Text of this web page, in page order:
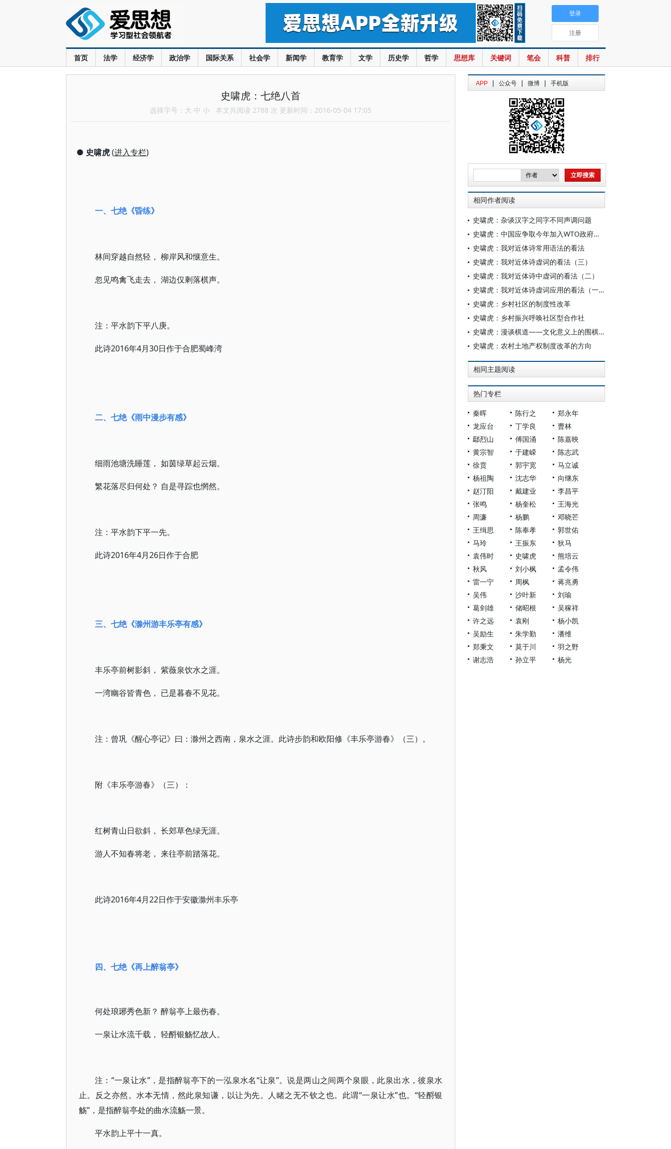
首页 法学 经济学 政治学 国际关系 社会学 新闻学 教育学 文学 历史学 哲学 思想库 关键词 笔会 科普 排行
登录
注册
史啸虎：七绝八首
选择字号： 大 中 小 本文共阅读 2788 次 更新时间：2016-05-04 17:05
● 史啸虎(进入专栏)
一、七绝《昏练》
林间穿越自然轻， 柳岸风和惬意生。
忽见鸣禽飞走去， 湖边仅剩落棋声。
注：平水韵下平八庚。
此诗2016年4月30日作于合肥蜀峰湾
二、七绝《雨中漫步有感》
细雨池塘洗睡莲， 如茵绿草起云烟。
繁花落尽归何处？ 自是寻踪也惘然。
注：平水韵下平一先。
此诗2016年4月26日作于合肥
三、七绝《滁州游丰乐亭有感》
丰乐亭前树影斜， 紫薇泉饮水之涯。
一湾幽谷皆青色， 已是暮春不见花。
注：曾巩《醒心亭记》曰：滁州之西南，泉水之涯。此诗步韵和欧阳修《丰乐亭游春》（三）。
附《丰乐亭游春》（三）：
红树青山日欲斜， 长郊草色绿无涯。
游人不知春将老， 来往亭前踏落花。
此诗2016年4月22日作于安徽滁州丰乐亭
四、七绝《再上醉翁亭》
何处琅琊秀色新？ 醉翁亭上最伤春。
一泉让水流千载， 轻酹银觞忆故人。
注：“一泉让水”，是指醉翁亭下的一泓泉水名“让泉”。说是两山之间两个泉眼，此泉出水，彼泉水
止。反之亦然。水本无情，然此泉知谦，以让为先。人睹之无不钦之也。此谓“一泉让水”也。“轻酹银
觞”，是指醉翁亭处的曲水流觞一景。
平水韵上平十一真。
APP | 公众号 | 微博 | 手机版
相同作者阅读
史啸虎：杂谈汉字之同字不同声调问题
史啸虎：中国应争取今年加入WTO政府采购协定（GPA）
史啸虎：我对近体诗常用语法的看法
史啸虎：我对近体诗虚词的看法（三）
史啸虎：我对近体诗中虚词的看法（二）
史啸虎：我对近体诗虚词应用的看法（一）
史啸虎：乡村社区的制度性改革
史啸虎：乡村振兴呼唤社区型合作社
史啸虎：漫谈棋道——文化意义上的围棋之道
史啸虎：农村土地产权制度改革的方向
相同主题阅读
热门专栏
秦晖 陈行之
郑永年
龙应台
丁学良
曹林
鄢烈山
傅国涌
陈嘉映
黄宗智
于建嵘
陈志武
徐贲
郭宇宽
马立诚
杨祖陶
沈志华
向继东
赵汀阳
戴建业
李昌平
张鸣
杨奎松
王海光
周濂
杨鹏
邓晓芒
王缉思
陈奉孝
郭世佑
马玲
王振东
狄马
袁伟时
史啸虎
熊培云
秋风
刘小枫
孟令伟
雷一宁
周枫
蒋兆勇
吴伟
沙叶新
刘瑜
葛剑雄
储昭根
吴稼祥
许之远
袁刚
杨小凯
吴励生
朱学勤
潘维
郑秉文
莫于川
羽之野
谢志浩
孙立平 杨光